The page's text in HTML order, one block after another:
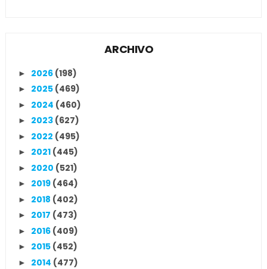
ARCHIVO
► 2026 (198)
► 2025 (469)
► 2024 (460)
► 2023 (627)
► 2022 (495)
► 2021 (445)
► 2020 (521)
► 2019 (464)
► 2018 (402)
► 2017 (473)
► 2016 (409)
► 2015 (452)
► 2014 (477)